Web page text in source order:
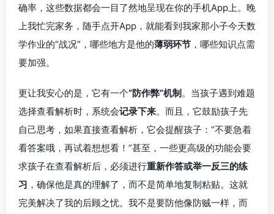
确率，这些数据都会一目了然地呈现在你的手机App上。晚
上我忙完家务，随手点开App，就能看到我家那小子今天数
学作业的“战况”，哪些地方是他的薄弱环节 ，哪些知识点需
要加强。
更让我安心的是，它有一个“防作弊”机制。当孩子遇到难题
选择查看解析时，系统会记录下来。而且，它鼓励孩子先
自己思考，如果直接查看解析，它会提醒孩子：“不要急着
看答案哦，再试着想想看！”甚至，一些更高级的功能会要
求孩子在查看解析后，必须进行重新作答或举一反三的练
习 ，确保他是真的理解了，而不是简单地复制粘贴。这就
完美解决了我的后顾之忧。我不是要防他像防贼一样，而